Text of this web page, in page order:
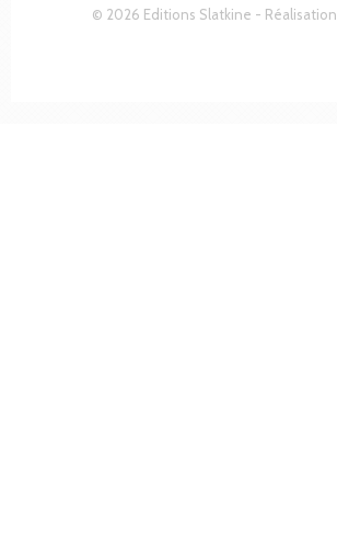
© 2026 Editions Slatkine - Réalisation